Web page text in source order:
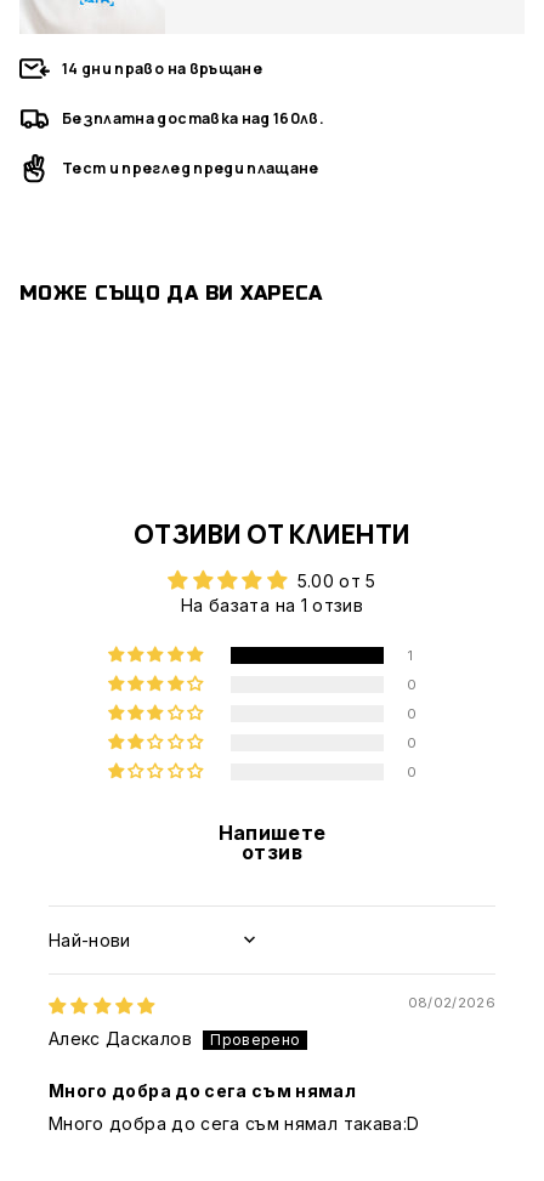
14 дни право на връщане
Безплатна доставка над 160лв.
Тест и преглед преди плащане
МОЖЕ СЪЩО ДА ВИ ХАРЕСА
ОТЗИВИ ОТ КЛИЕНТИ
5.00 от 5
На базата на 1 отзив
1
0
0
0
0
Напишете
отзив
Sort by
08/02/2026
Алекс Даскалов
Много добра до сега съм нямал
Много добра до сега съм нямал такава:D